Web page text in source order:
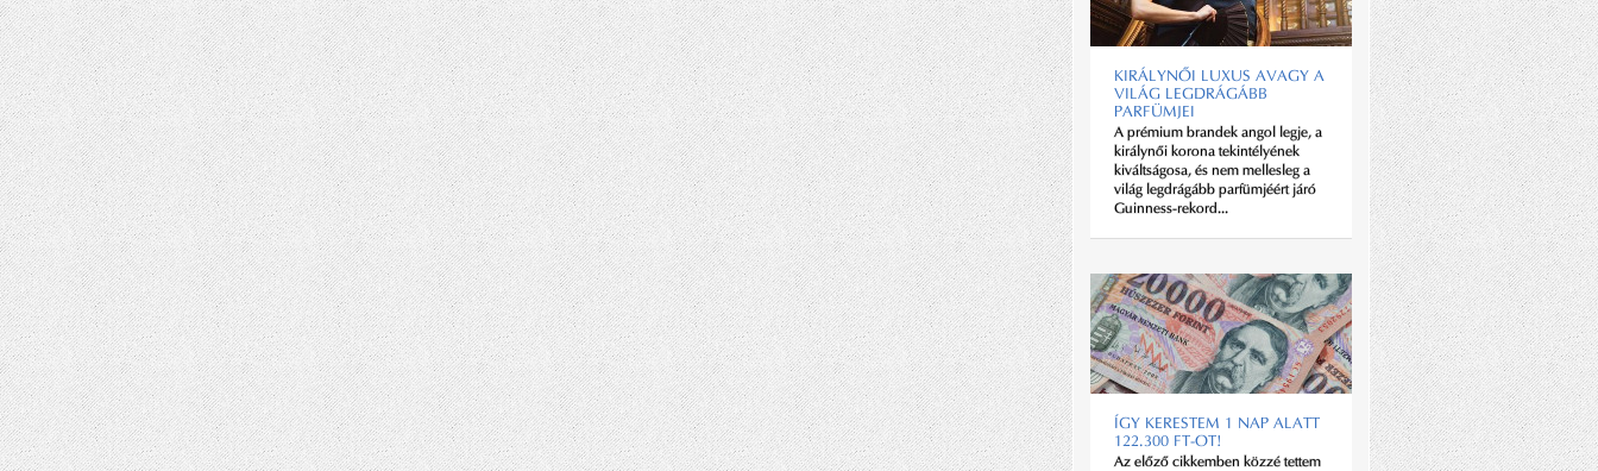
KIRÁLYNŐI LUXUS AVAGY A
VILÁG LEGDRÁGÁBB
PARFÜMJEI
A prémium brandek angol legje, a
királynői korona tekintélyének
kiváltságosa, és nem mellesleg a
világ legdrágább parfümjéért járó
Guinness-rekord...
ÍGY KERESTEM 1 NAP ALATT
122.300 FT-OT!
Az előző cikkemben közzé tettem
„NA, VÁSÁRY?”
Liszt Ferenc születésnapjára
megnyitották a Zeneakadémia
három éve bezárt kapuit – az
impozáns épület a pesti belváros
ékköve lett. A szecessziós falakról
lekaparták a szocialista idők...
KÜRTI SÁNDOR: NYUGODT
ERŐ